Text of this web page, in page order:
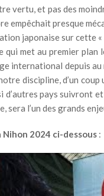
vertu, et pas des
empêchait presque
japonaise sur cette
met au premier
international depuis
discipline, d’un
d’autres pays suivront
sera l’un des grands
2024 ci-dessous: